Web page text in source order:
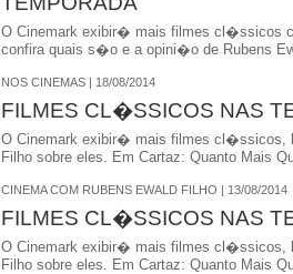
O Cinemark exibir� mais filmes cl�ssicos
confira quais s�o e a opini�o de Rubens
NOS CINEMAS | 18/08/2014
FILMES CL�SSICOS NAS
O Cinemark exibir� mais filmes cl�ssicos,
Filho sobre eles. Em Cartaz: Quanto Mais
CINEMA COM RUBENS EWALD FILHO | 13/08/2014
FILMES CL�SSICOS NAS
O Cinemark exibir� mais filmes cl�ssicos,
Filho sobre eles. Em Cartaz: Quanto Mais